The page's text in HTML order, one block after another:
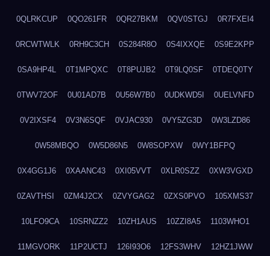
0QLRKCUP 0QO261FR 0QR27BKM 0QV0STGJ 0R7FXEI4
0RCWTWLK 0RH9C3CH 0S284R8O 0S4IXXQE 0S9E2KPP
0SA9HP4L 0T1MPQXC 0T8PUJB2 0T9LQ0SF 0TDEQ0TY
0TWV72OF 0U01AD7B 0U56W7B0 0UDKWD5I 0UELVNFD
0V2IXSF4 0V3N6SQF 0VJAC930 0VY5ZG3D 0W3LZD86
0W58MBQO 0W5D86N5 0W8SOPXW 0WY1BFPQ
0X4GG1J6 0XAANC43 0XI05VVT 0XLR0SZZ 0XW3VGXD
0ZAVTHSI 0ZM4J2CX 0ZVYGAG2 0ZXS0PVO 105XMS37
10LFO9CA 10SRNZZ2 10ZH1AUS 10ZZI8A5 1103WHO1
11MGVORK 11P2UCTJ 126I93O6 12FS3WHV 12HZ1JWW